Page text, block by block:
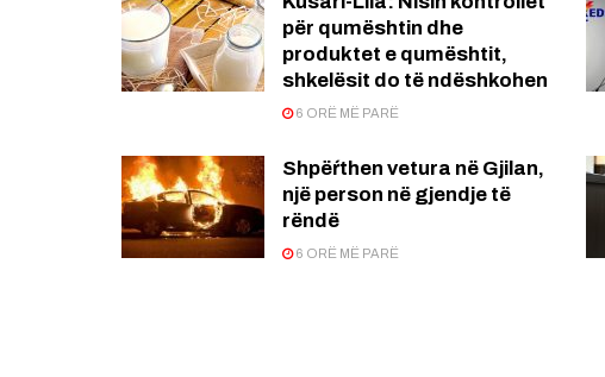
për qumështin dhe
produktet e qumështit,
shkelësit do të ndëshkohen
6 ORË MË PARË
Shpëŕthen vetura në Gjilan,
një person në gjendje të
rëndë
6 ORË MË PARË